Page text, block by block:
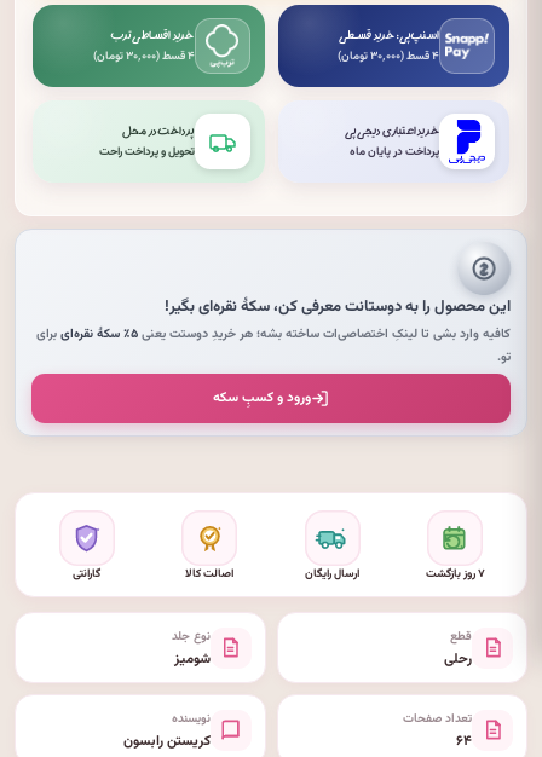
اسنپ‌پی: خرید قسطی
۴ قسط (۳۰٬۰۰۰ تومان)
خرید اقساطی ترب
۴ قسط (۳۰٬۰۰۰ تومان)
خرید اعتباری دیجی‌پی
پرداخت در پایان ماه
پرداخت در محل
تحویل و پرداخت راحت
این محصول را به دوستانت معرفی کن،سکهٔ نقره‌ایبگیر!
کافیه وارد بشی تا لینکِ اختصاصی‌ات ساخته بشه؛ هر خریدِ دوستت یعنی۵٪ سکهٔ نقره‌ای
برای
تو.
ورود و کسبِ سکه
۷ روز بازگشت ارسال رایگان اصالت کالا گارانتی
قطع
رحلی
نوع جلد
شومیز
تعداد صفحات
۶۴
نویسنده
کریستن رابسون